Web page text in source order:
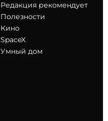
Редакция рекомендует
Полезности
Кино
SpaceX
Умный дом